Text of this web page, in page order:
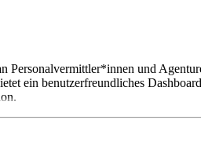
Personalvermittler*innen und
ein benutzerfreundliches